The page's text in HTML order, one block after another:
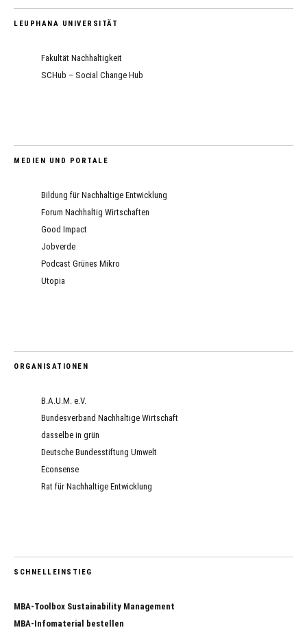
LEUPHANA UNIVERSITÄT
Fakultät Nachhaltigkeit
SCHub – Social Change Hub
MEDIEN UND PORTALE
Bildung für Nachhaltige Entwicklung
Forum Nachhaltig Wirtschaften
Good Impact
Jobverde
Podcast Grünes Mikro
Utopia
ORGANISATIONEN
B.A.U.M. e.V.
Bundesverband Nachhaltige Wirtschaft
dasselbe in grün
Deutsche Bundesstiftung Umwelt
Econsense
Rat für Nachhaltige Entwicklung
SCHNELLEINSTIEG
MBA-Toolbox Sustainability Management
MBA-Infomaterial bestellen